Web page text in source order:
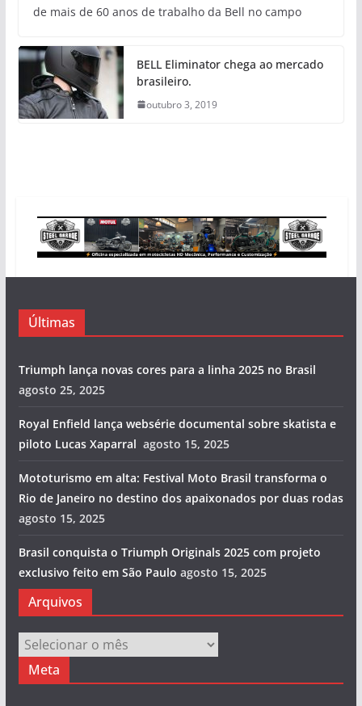
de mais de 60 anos de trabalho da Bell no campo
BELL Eliminator chega ao mercado
brasileiro.
outubro 3, 2019
Últimas
Triumph lança novas cores para a linha 2025 no Brasil
agosto 25, 2025
Royal Enfield lança websérie documental sobre skatista e
piloto Lucas Xaparral agosto 15, 2025
Mototurismo em alta: Festival Moto Brasil transforma o
Rio de Janeiro no destino dos apaixonados por duas rodas
agosto 15, 2025
Brasil conquista o Triumph Originals 2025 com projeto
exclusivo feito em São Paulo agosto 15, 2025
Arquivos
Arquivos
Meta